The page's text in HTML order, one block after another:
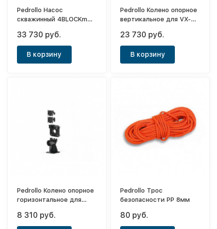
Pedrollo Насос
скважинный 4BLOCKm
33 730 руб.
В корзину
Pedrollo Колено опорное
вертикальное для VX-
23 730 руб.
В корзину
Pedrollo Колено опорное
горизонтальное для
3/4")
8 310 руб.
Pedrollo Трос
безопасности PP 8мм
80 руб.